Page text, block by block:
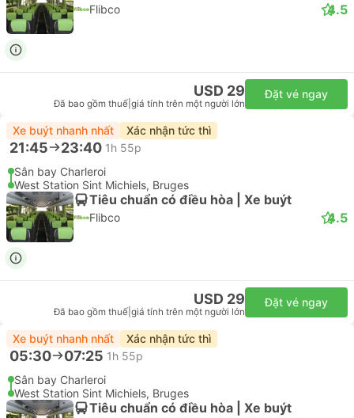
Flibco 4.5
USD 29
Đã bao gồm thuế giá tính trên một người lớn
Đặt vé ngay
Xe buýt nhanh nhất Xác nhận tức thì
21:45 23:40 1h 55p
Sân bay Charleroi
West Station Sint Michiels, Bruges
Tiêu chuẩn có điều hòa | Xe buýt
Flibco 4.5
USD 29
Đã bao gồm thuế giá tính trên một người lớn
Đặt vé ngay
Xe buýt nhanh nhất Xác nhận tức thì
05:30 07:25 1h 55p
Sân bay Charleroi
West Station Sint Michiels, Bruges
Tiêu chuẩn có điều hòa | Xe buýt